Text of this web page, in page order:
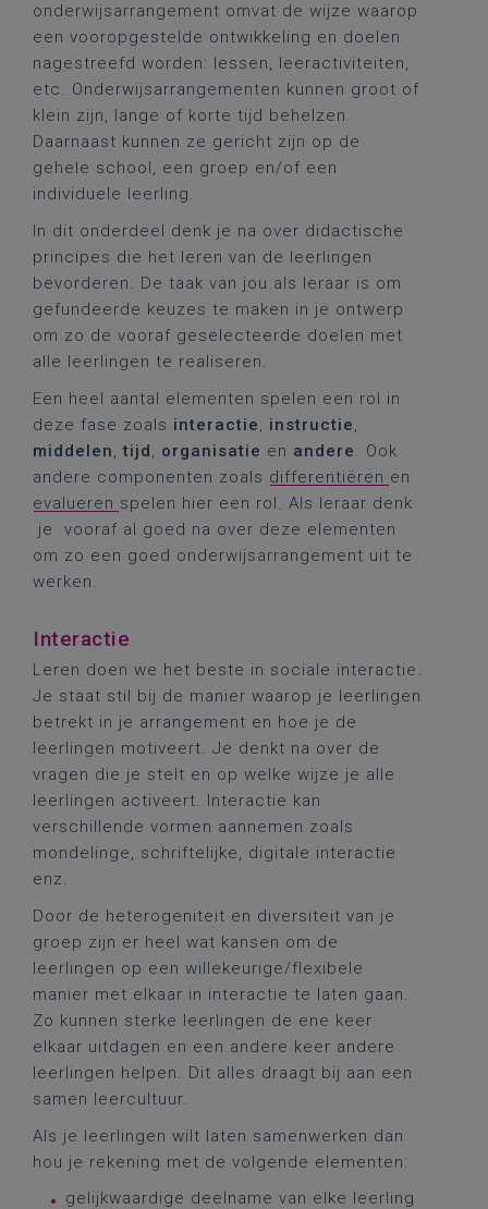
onderwijsarrangement omvat de wijze waarop
een vooropgestelde ontwikkeling en doelen
nagestreefd worden: lessen, leeractiviteiten,
etc. Onderwijsarrangementen kunnen groot of
klein zijn, lange of korte tijd behelzen.
Daarnaast kunnen ze gericht zijn op de
gehele school, een groep en/of een
individuele leerling.
In dit onderdeel denk je na over didactische
principes die het leren van de leerlingen
bevorderen. De taak van jou als leraar is om
gefundeerde keuzes te maken in je ontwerp
om zo de vooraf geselecteerde doelen met
alle leerlingen te realiseren.
Een heel aantal elementen spelen een rol in
deze fase zoals interactie, instructie,
middelen,tijd, organisatie en andere. Ook
andere componenten zoals differentiëren en
evalueren spelen hier een rol. Als leraar denk
je vooraf al goed na over deze elementen
om zo een goed onderwijsarrangement uit te
werken.
Interactie
Leren doen we het beste in sociale interactie.
Je staat stil bij de manier waarop je leerlingen
betrekt in je arrangement en hoe je de
leerlingen motiveert. Je denkt na over de
vragen die je stelt en op welke wijze je alle
leerlingen activeert. Interactie kan
verschillende vormen aannemen zoals
mondelinge, schriftelijke, digitale interactie
enz.
Door de heterogeniteit en diversiteit van je
groep zijn er heel wat kansen om de
leerlingen op een willekeurige/flexibele
manier met elkaar in interactie te laten gaan.
Zo kunnen sterke leerlingen de ene keer
elkaar uitdagen en een andere keer andere
leerlingen helpen. Dit alles draagt bij aan een
samen leercultuur.
Als je leerlingen wilt laten samenwerken dan
hou je rekening met de volgende elementen:
gelijkwaardige deelname van elke leerling